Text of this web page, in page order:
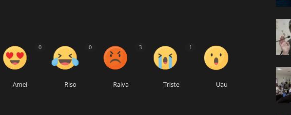
Amei
0
Riso
0
Raiva
3
Triste
1
Uau